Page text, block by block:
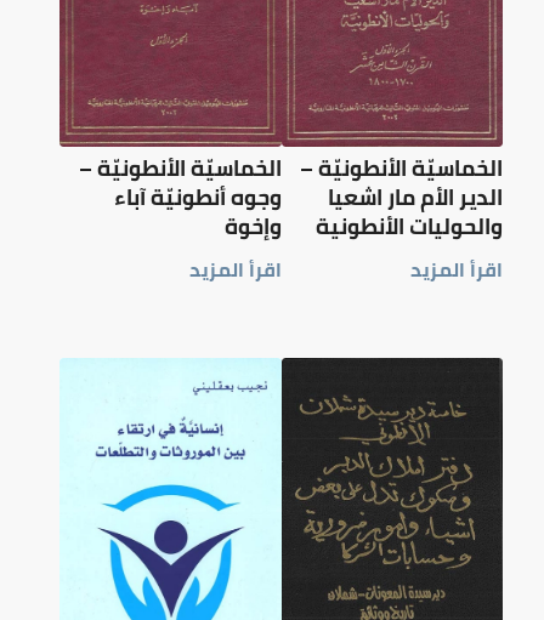
الخماسيّة الأنطونيّة –
الدير الأم مار اشعيا
والحوليات الأنطونية
اقرأ المزيد
الخماسيّة الأنطونيّة –
وجوه أنطونيّة آباء
وإخوة
اقرأ المزيد